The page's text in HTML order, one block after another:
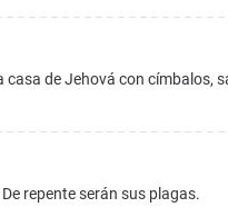
de Jehová con címbalos,
repente serán sus plagas.